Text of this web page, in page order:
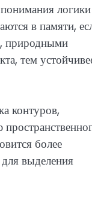
в памяти,
природными
тем
контуров,
более
выделения